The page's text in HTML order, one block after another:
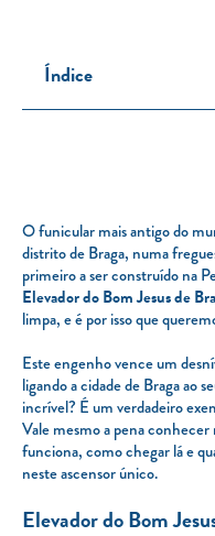
Índice
O funicular mais antigo do
distrito de Braga, numa
primeiro a ser construído na
Elevador do Bom Jesus de
limpa, e é por isso que
Este engenho vence um
ligando a cidade de Braga ao
incrível? É um verdadeiro
Vale mesmo a pena
funciona, como chegar lá e
neste ascensor único.
Elevador do Bom